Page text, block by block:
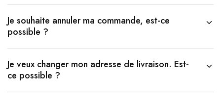
Je souhaite annuler ma commande, est-ce
possible ?
Je veux changer mon adresse de livraison. Est-
ce possible ?